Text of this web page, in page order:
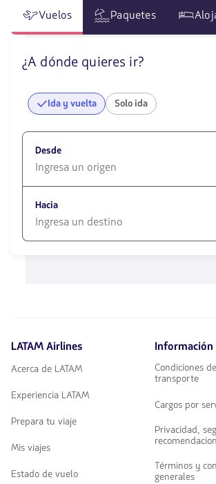
Vuelos Paquetes
¿A dónde quieres ir?
Ida y vuelta Solo ida
Desde
opciones
disponibles.
Usa
las
Hacia
para
LATAM Airlines
Acerca de LATAM
Experiencia LATAM
Prepara tu viaje
Mis viajes
Estado de vuelo
Información
Condiciones
transporte
Cargos por
Privacidad,
Términos y
generales